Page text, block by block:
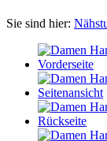
Sie sind hier: